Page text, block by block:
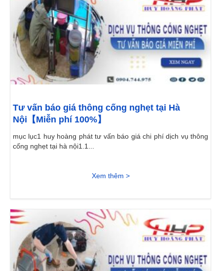
Tư vấn báo giá thông cống nghẹt tại Hà
Nội【Miễn phí 100%】
mục lục1 huy hoàng phát tư vấn báo giá chi phí dịch vụ thông
cống nghẹt tại hà nội1.1...
Xem thêm >